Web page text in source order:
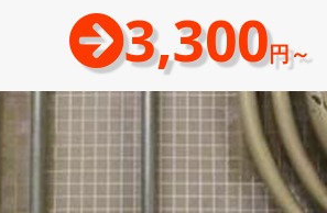
3,300円～